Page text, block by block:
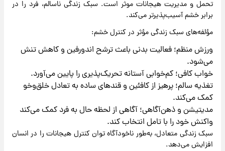
تحمل و مدیریت هیجانات موثر است. سبک زندگی ناسالم، فرد را در
برابر خشم آسیب‌پذیرتر می‌کند.
مؤلفه‌های سبک زندگی مؤثر در کنترل خشم:
ورزش منظم؛ فعالیت بدنی باعث ترشح اندورفین و کاهش تنش
می‌شود.
خواب کافی؛ کم‌خوابی آستانه تحریک‌پذیری را پایین می‌آورد.
تغذیه سالم؛ پرهیز از کافئین و قندهای ساده به تعادل خلق‌وخو
کمک می‌کند.
مدیتیشن و ذهن‌آگاهی؛ آگاهی از لحظه حال به فرد کمک می‌کند
واکنش خود را با تامل انتخاب کند.
سبک زندگی متعادل، به‌طور ناخودآگاه توان کنترل هیجانات را در انسان
افزایش می‌دهد.